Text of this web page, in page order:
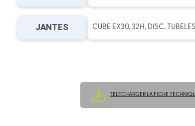
JANTES CUBE EX30, 32H, DISC,
TELECHARGER LA FICHE